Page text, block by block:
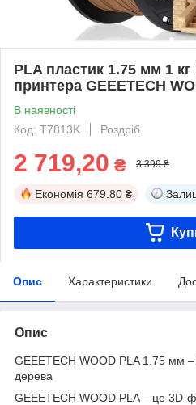
PLA пластик 1.75 мм 1
принтера GEEETECH
В наявності
Код: T7813K
Роздріб
2 719,20 ₴ 3 399 ₴
Економія 679.80 ₴
Опис Характеристики
Опис
GEEETECH WOOD PLA 1.75 мм
дерева
GEEETECH WOOD PLA – це 3D-